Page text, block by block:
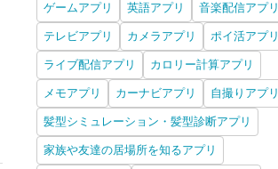
ゲームアプリ 英語アプリ 音楽配信アプリ
テレビアプリ カメラアプリ ポイ活アプリ
ライブ配信アプリ カロリー計算アプリ
メモアプリ カーナビアプリ 自撮りアプリ
髪型シミュレーション・髪型診断アプリ
家族や友達の居場所を知るアプリ